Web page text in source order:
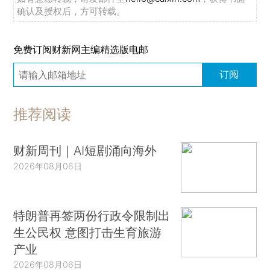
确认及授权后，方可转载。
免费订阅财新网主编精选版电邮
订阅
推荐阅读
财新周刊｜AI短剧涌向海外
2026年08月06日
特朗普再签两份行政令限制出
生公民权 意图打击生育旅游
产业
2026年08月06日